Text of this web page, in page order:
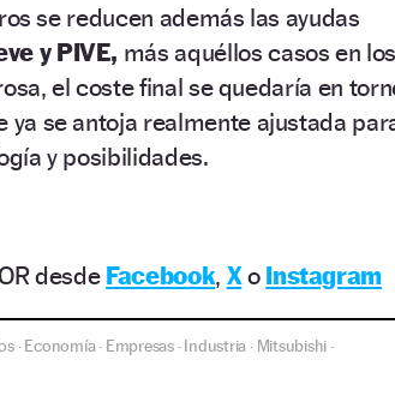
se reducen además las ayudas
y PIVE, más aquéllos casos en
el coste final se quedaría en
ya se antoja realmente ajustada
y posibilidades.
desde Facebook, Xo Instagram
·Economía· Empresas ·Industria · Mitsubishi ·